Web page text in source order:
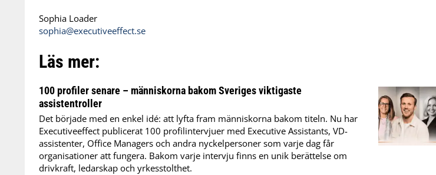
Sophia Loader
sophia@executiveeffect.se
Läs mer:
100 profiler senare – människorna bakom Sveriges viktigaste
assistentroller
Det började med en enkel idé: att lyfta fram människorna bakom titeln. Nu har
Executiveeffect publicerat 100 profilintervjuer med Executive Assistants, VD-
assistenter, Office Managers och andra nyckelpersoner som varje dag får
organisationer att fungera. Bakom varje intervju finns en unik berättelse om
drivkraft, ledarskap och yrkesstolthet.